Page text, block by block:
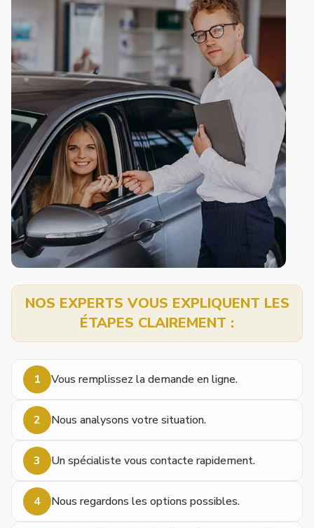
NOS EXPERTS VOUS EXPLIQUENT LES
ÉTAPES CLAIREMENT :
1 Vous remplissez la demande en ligne.
2 Nous analysons votre situation.
3 Un spécialiste vous contacte rapidement.
4 Nous regardons les options possibles.